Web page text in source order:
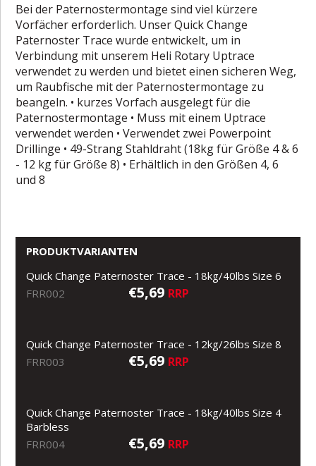
Bei der Paternostermontage sind viel kürzere
Vorfächer erforderlich. Unser Quick Change
Paternoster Trace wurde entwickelt, um in
Verbindung mit unserem Heli Rotary Uptrace
verwendet zu werden und bietet einen sicheren Weg,
um Raubfische mit der Paternostermontage zu
beangeln. • kurzes Vorfach ausgelegt für die
Paternostermontage • Muss mit einem Uptrace
verwendet werden • Verwendet zwei Powerpoint
Drillinge • 49-Strang Stahldraht (18kg für Größe 4 & 6
- 12 kg für Größe 8) • Erhältlich in den Größen 4, 6
und 8
PRODUKTVARIANTEN
Quick Change Paternoster Trace - 18kg/40lbs Size 6
FRR002
€5,69 RRP
Quick Change Paternoster Trace - 12kg/26lbs Size 8
FRR003
€5,69 RRP
Quick Change Paternoster Trace - 18kg/40lbs Size 4
Barbless
FRR004
€5,69 RRP